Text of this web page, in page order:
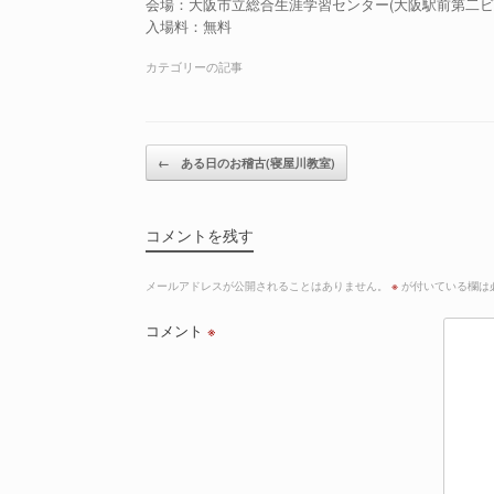
入場料：無料
カテゴリーの記事
投稿ナビゲーション
← ある日のお稽古(寝屋川教室)
コメントを残す
メールアドレスが公開されることはありません。 ※ が付いている欄は
コメント ※